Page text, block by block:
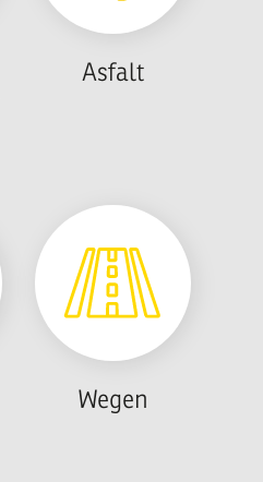
Asfalt
Wegen